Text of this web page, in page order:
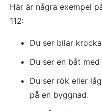
Här är några exempel
112:
Du ser bilar
Du ser en båt
Du ser rök eller
på en byggnad.